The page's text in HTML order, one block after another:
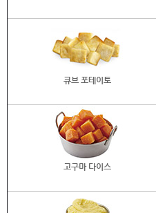
큐브 포테이토
고구마 다이스